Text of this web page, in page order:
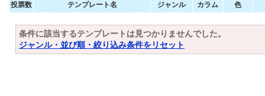
投票数 テンプレート名 ジャンル カラム 色
条件に該当するテンプレートは見つかりませんでした。
ジャンル・並び順・絞り込み条件をリセット